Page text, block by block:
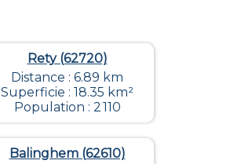
Rety (62720)
Distance : 6.89 km
Superficie : 18.35 km²
Population : 2 110
Balinghem (62610)